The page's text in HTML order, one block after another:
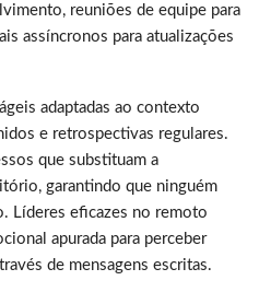
reuniões de equipe para
assíncronos para atualizações
adaptadas ao contexto
e retrospectivas regulares.
que substituam a
garantindo que ninguém
Líderes eficazes no remoto
apurada para perceber
de mensagens escritas.